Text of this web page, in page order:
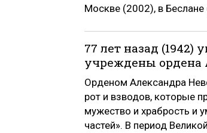
Москве (2002), в
77 лет назад
учреждены ордена
Орденом Александра
рот и взводов, которые
мужество и храбрость и
частей». В период